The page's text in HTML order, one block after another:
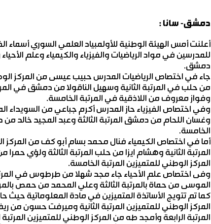
دمشق- سانا :
أعلنت أمس الهيئة الوطنية للأولمبياد العلمي السوري أسماء
للمدرسين في مواد الرياضيات والفيزياء والكيمياء وعلم
دمشق.
جاء في اختصاص الرياضيات المدرس حبيب عيسى من المركز
من حلب في المرتبة الثانية وسهيل الناقولا من دمشق في
وفواز معروف من اللاذقية في المرتبة الخامسة.
وفي اختصاص الفيزياء حاز المدرس أكرم جباعي من السويداء
وغسان اللحام من دمشق المرتبة الثالثة وعبد المجيد خالد
الخامسة.
أما في اختصاص الكيمياء فنال محمد بسام أبو كف من
المرتبة الثانية وهشام ايزا من حلب المرتبة الثالثة ولؤي
المركز الوطني للمتميزين المرتبة الخامسة.
وفى اختصاص علم الأحياء جاء مجد شهلا من طرطوس في المرتبة
الموسى من حماة بالمرتبة الثالثة وعلي المحمد من حمص
كما تم تتويج الأساتذة المتميزين في مادة المعلوماتية
المركز الوطني للمتميزين المرتبة الثانية وميرفت حسون
المرتبة الرابعة وأمجد طه من المركز الوطني للمتميزين